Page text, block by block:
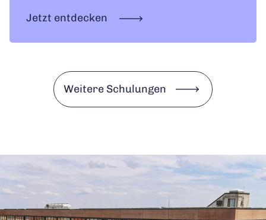
Jetzt entdecken
Weitere Schulungen